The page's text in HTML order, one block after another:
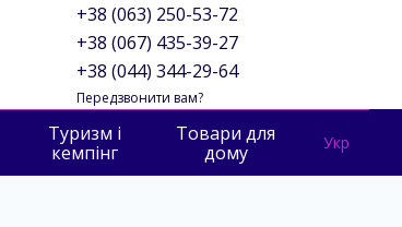
+38 (063) 250-53-72
+38 (067) 435-39-27
+38 (044) 344-29-64
Передзвонити вам?
Туризм і
кемпінг
Товари для
дому
Укр